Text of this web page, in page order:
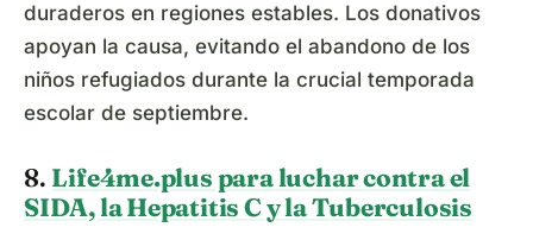
duraderos en regiones estables. Los donativos
apoyan la causa, evitando el abandono de los
niños refugiados durante la crucial temporada
escolar de septiembre.
8. Life4me.plus para luchar contra el
SIDA, la Hepatitis C y la Tuberculosis